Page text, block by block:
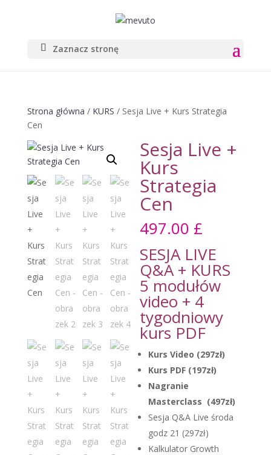
Zaznacz stronę
Strona główna / KURS / Sesja Live + Kurs Strategia
Cen
Sesja Live +
Kurs
Strategia
Cen
497.00 £
SESJA LIVE
Q&A + KURS
5 modułów
video + 4
tygodniowy
kurs PDF
Kurs Video (297zł)
Kurs PDF (197zł)
Nagranie
Masterclass (497zł)
Sesja Q&A Live środa
godz 21 (297zł)
Kalkulator Growth